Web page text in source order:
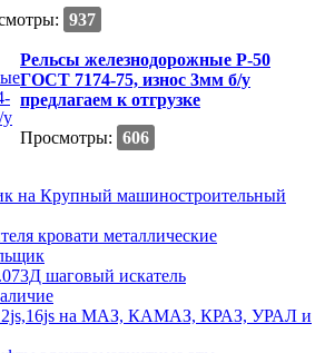
937
Рельсы железнодорожные Р-50
ГОСТ 7174-75, износ 3мм б/у
предлагаем к отгрузке
Просмотры: 606